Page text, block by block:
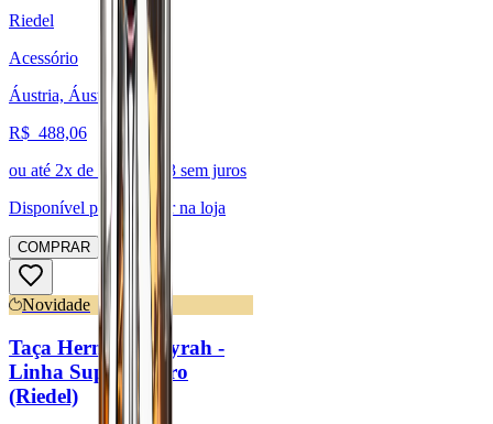
Riedel
Acessório
Áustria, Áustria
R$ 488,06
ou até 2x de R$ 244,03 sem juros
Disponível para:
Retirar na loja
COMPRAR
Novidade
Taça Hermitage/Syrah -
Linha Superleggero
(Riedel)